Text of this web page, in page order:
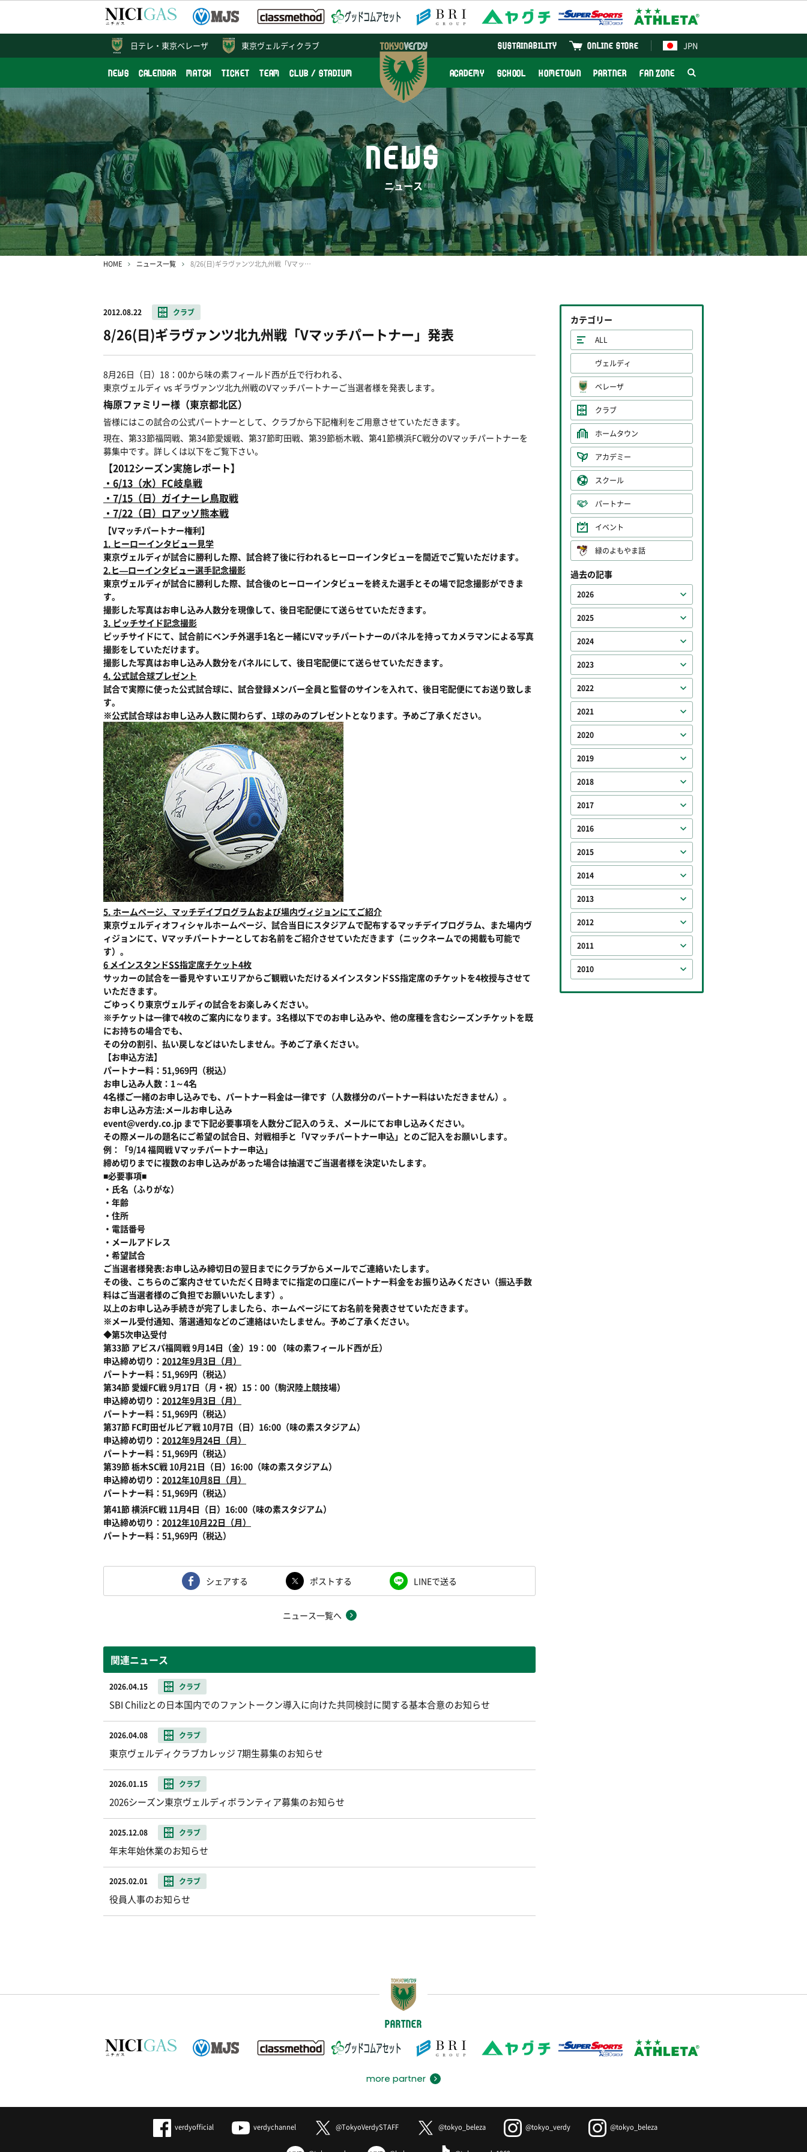
東京ヴェルディクラブ JPN
ONLINE STORE
SUSTAINABILITY
NEWS CALENDAR MATCH TICKET TEAM CLUB / STADIUM ACADEMY SCHOOL HOMETOWN PARTNER FAN ZONE
日テレ・ 東京ベレーザ
NEWS
ニュース
HOME ニュース一覧 8/26(日)ギラヴァンツ北九州戦「Vマッチパートナー」発表
2012.08.22 クラブ
8/26(日)ギラヴァンツ北九州戦「Vマッチパートナー」発表
8月26日（日）18：00から味の素フィールド西が丘で行われる、
東京ヴェルディ vs ギラヴァンツ北九州戦のVマッチパートナーご当選者様を発表します。
梅原ファミリー様（東京都北区）
皆様にはこの試合の公式パートナーとして、クラブから下記権利をご用意させていただきます。
現在、第33節福岡戦、第34節愛媛戦、第37節町田戦、第39節栃木戦、第41節横浜FC戦分のVマッチパートナーを
募集中です。詳しくは以下をご覧下さい。
【2012シーズン実施レポート】
・6/13（水）FC岐阜戦
・7/15（日）ガイナーレ鳥取戦
・7/22（日）ロアッソ熊本戦
【Vマッチパートナー権利】
1. ヒーローインタビュー見学
東京ヴェルディが試合に勝利した際、試合終了後に行われるヒーローインタビューを間近でご覧いただけます。
2.ヒ―ローインタビュー選手記念撮影
東京ヴェルディが試合に勝利した際、試合後のヒーローインタビューを終えた選手とその場で記念撮影ができま
す。
撮影した写真はお申し込み人数分を現像して、後日宅配便にて送らせていただきます。
3. ピッチサイド記念撮影
ピッチサイドにて、試合前にベンチ外選手1名と一緒にVマッチパートナーのパネルを持ってカメラマンによる写真
撮影をしていただけます。
撮影した写真はお申し込み人数分をパネルにして、後日宅配便にて送らせていただきます。
4. 公式試合球プレゼント
試合で実際に使った公式試合球に、試合登録メンバー全員と監督のサインを入れて、後日宅配便にてお送り致しま
す。
※公式試合球はお申し込み人数に関わらず、1球のみのプレゼントとなります。予めご了承ください。
5. ホームページ、マッチデイプログラムおよび場内ヴィジョンにてご紹介
東京ヴェルディオフィシャルホームページ、試合当日にスタジアムで配布するマッチデイプログラム、また場内ヴ
ィジョンにて、Vマッチパートナーとしてお名前をご紹介させていただきます（ニックネームでの掲載も可能で
す）。
6 メインスタンドSS指定席チケット4枚
サッカーの試合を一番見やすいエリアからご観戦いただけるメインスタンドSS指定席のチケットを4枚授与させて
いただきます。
ごゆっくり東京ヴェルディの試合をお楽しみください。
※チケットは一律で4枚のご案内になります。3名様以下でのお申し込みや、他の席種を含むシーズンチケットを既
にお持ちの場合でも、
その分の割引、払い戻しなどはいたしません。予めご了承ください。
【お申込方法】
パートナー料：51,969円（税込）
お申し込み人数：1～4名
4名様ご一緒のお申し込みでも、パートナー料金は一律です（人数様分のパートナー料はいただきません）。
お申し込み方法:メールお申し込み
event@verdy.co.jp まで下記必要事項を人数分ご記入のうえ、メールにてお申し込みください。
その際メールの題名にご希望の試合日、対戦相手と「Vマッチパートナー申込」とのご記入をお願いします。
例：「9/14 福岡戦 Vマッチパートナー申込」
締め切りまでに複数のお申し込みがあった場合は抽選でご当選者様を決定いたします。
■必要事項■
・氏名（ふりがな）
・年齢
・住所
・電話番号
・メールアドレス
・希望試合
ご当選者様発表:お申し込み締切日の翌日までにクラブからメールでご連絡いたします。
その後、こちらのご案内させていただく日時までに指定の口座にパートナー料金をお振り込みください（振込手数
料はご当選者様のご負担でお願いいたします）。
以上のお申し込み手続きが完了しましたら、ホームページにてお名前を発表させていただきます。
※メール受付通知、落選通知などのご連絡はいたしません。予めご了承ください。
◆第5次申込受付
第33節 アビスパ福岡戦 9月14日（金）19：00 （味の素フィールド西が丘）
申込締め切り： 2012年9月3日（月）
パートナー料：51,969円（税込）
第34節 愛媛FC戦 9月17日（月・祝）15：00（駒沢陸上競技場）
申込締め切り： 2012年9月3日（月）
パートナー料：51,969円（税込）
第37節 FC町田ゼルビア戦 10月7日（日）16:00（味の素スタジアム）
申込締め切り： 2012年9月24日（月）
パートナー料：51,969円（税込）
第39節 栃木SC戦 10月21日（日）16:00（味の素スタジアム）
申込締め切り： 2012年10月8日（月）
パートナー料：51,969円（税込）
第41節 横浜FC戦 11月4日（日）16:00（味の素スタジアム）
申込締め切り： 2012年10月22日（月）
パートナー料：51,969円（税込）
シェアする ポストする LINEで送る
ニュース一覧へ
関連ニュース
2026.04.15 クラブ
SBI Chilizとの日本国内でのファントークン導入に向けた共同検討に関する基本合意のお知らせ
2026.04.08 クラブ
東京ヴェルディクラブカレッジ 7期生募集のお知らせ
2026.01.15 クラブ
2026シーズン東京ヴェルディボランティア募集のお知らせ
2025.12.08 クラブ
年末年始休業のお知らせ
2025.02.01 クラブ
役員人事のお知らせ
カテゴリー
ALL
ヴェルディ
ベレーザ
クラブ
ホームタウン
アカデミー
スクール
パートナー
イベント
緑のよもやま話
過去の記事
2026
2025
2024
2023
2022
2021
2020
2019
2018
2017
2016
2015
2014
2013
2012
2011
2010
PARTNER
more partner
verdyofficial verdychannel @TokyoVerdySTAFF @tokyo_beleza @tokyo_verdy @tokyo_beleza